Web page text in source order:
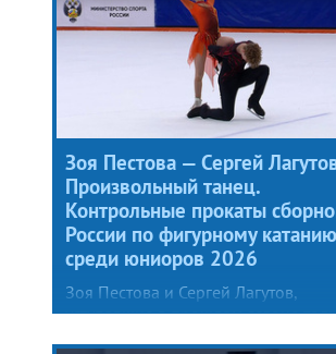
Зоя Пестова — Сергей
Произвольный танец.
Контрольные прокаты
России по фигурному катанию
среди юниоров 2026
Зоя Пестова и Сергей Лагутов,
уступавшие в прошлом сезоне